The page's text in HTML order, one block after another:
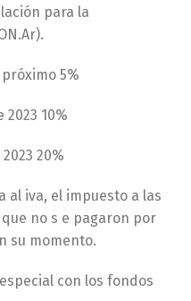
para la
5%
10%
20%
al iva, el impuesto a las
no s e pagaron por
su momento.
con los fondos